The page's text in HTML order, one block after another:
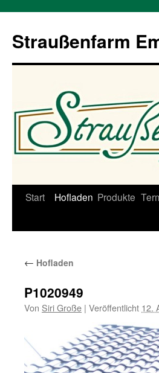
Straußenfarm
Zum
Start Hofladen Produkte
← Hofladen
P1020949
Von Siri Große | Veröffentlicht 12.